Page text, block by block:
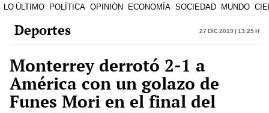
LO ÚLTIMO POLÍTICA OPINIÓN ECONOMÍA SOCIEDAD MUNDO
Deportes 27 Dic 2019 | 13:25 h
Monterrey derrotó 2-1 a
América con un golazo de
Funes Mori en el final del